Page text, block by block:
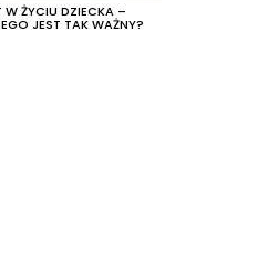
W ŻYCIU DZIECKA –
JEST TAK WAŻNY?